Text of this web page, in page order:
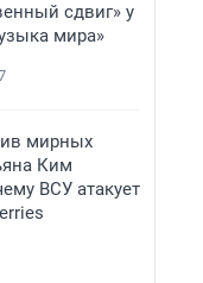
сдвиг» у
мира»
мирных
Ким
ВСУ атакует